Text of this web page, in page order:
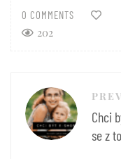
0 COMMENTS
202
Navigace
pro
příspěvek
Chci
se z